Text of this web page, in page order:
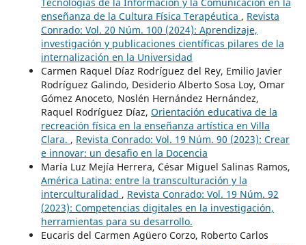
enseñanza de la Cultura Física Terapéutica , Revista
Conrado: Vol. 20 Núm. 100 (2024): Aprendizaje,
investigación y publicaciones científicas pilares de la
internalización en la Universidad
Carmen Raquel Díaz Rodríguez del Rey, Emilio Javier
Rodríguez Galindo, Desiderio Alberto Sosa Loy, Omar
Gómez Anoceto, Noslén Hernández Hernández,
Raquel Rodríguez Díaz, Orientación educativa de la
recreación física en la enseñanza artística en Villa
Clara. , Revista Conrado: Vol. 19 Núm. 90 (2023): Crear
e innovar: un desafio en la Docencia
María Luz Mejía Herrera, César Miguel Salinas Ramos,
América Latina: entre la transculturación y la
interculturalidad , Revista Conrado: Vol. 19 Núm. 92
(2023): Competencias digitales en la investigación,
herramientas para su desarrollo.
Eucaris del Carmen Agüero Corzo, Roberto Carlos